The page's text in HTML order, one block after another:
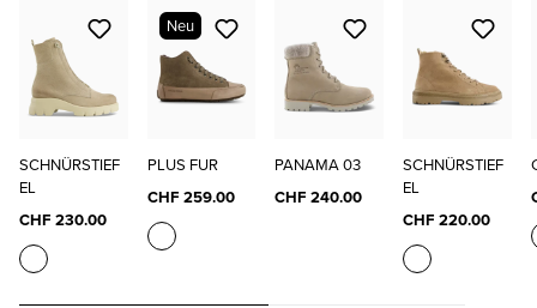
SCHNÜRSTIEF
EL
CHF 230.00
Neu
PLUS FUR
CHF 259.00
PANAMA 03
CHF 240.00
SCHNÜRSTIEF
EL
CHF 220.00